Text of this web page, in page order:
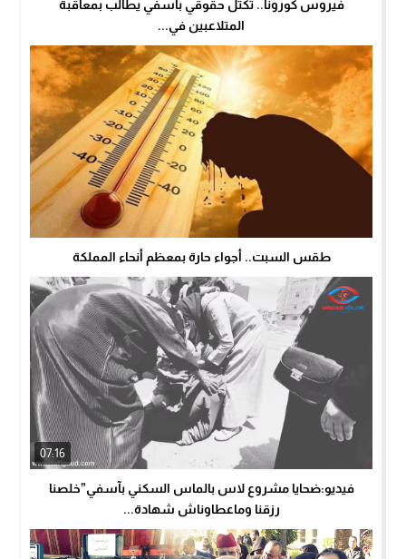
فيروس كورونا.. تكتل حقوقي بآسفي يطالب بمعاقبة
المتلاعبين في...
طقس السبت.. أجواء حارة بمعظم أنحاء المملكة
07:16
فيديو:ضحايا مشروع لاس بالماس السكني بآسفي”خلصنا
رزقنا وماعطاوناش شهادة...